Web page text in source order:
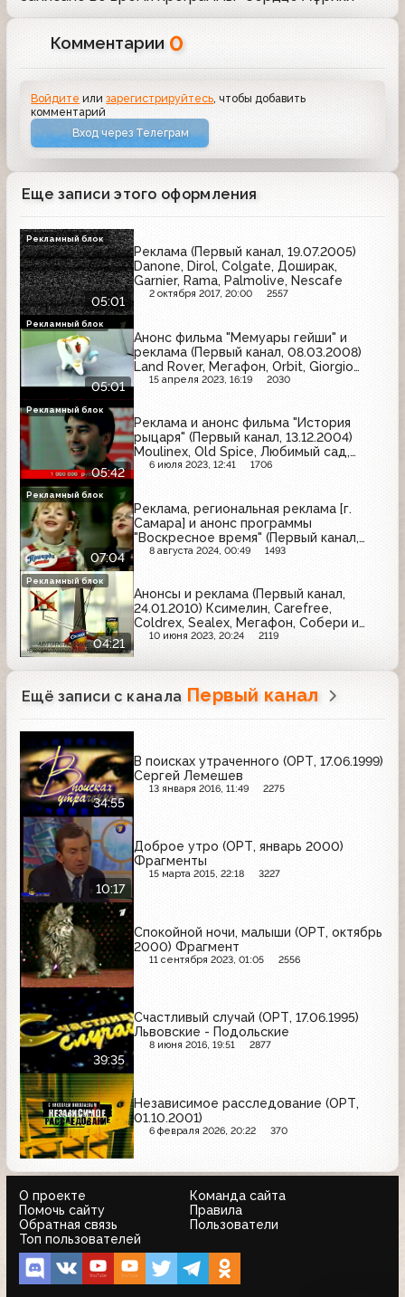
Комментарии 0
Войдите илизарегистрируйтесь , чтобы добавить
комментарий
Вход через Телеграм
Еще записи этого оформления
05:01
Реклама (Первый канал, 19.07.2005)
Danone, Dirol, Colgate, Доширак,
Garnier, Rama, Palmolive, Nescafe
2 октября 2017, 20:00 2557
Рекламный блок
05:01
Анонс фильма "Мемуары гейши" и
реклама (Первый канал, 08.03.2008)
Land Rover, Мегафон, Orbit, Giorgio
Armani, Lay's, Компливит, Manhattan,
15 апреля 2023, 16:19 2030
Рекламный блок
05:42
Реклама и анонс фильма "История
рыцаря" (Первый канал, 13.12.2004)
Moulinex, Old Spice, Любимый сад,
Samsung, Snickers, Л'Этуаль,
6 июля 2023, 12:41 1706
Рекламный блок
07:04
Реклама, региональная реклама [г.
Самара] и анонс программы
"Воскресное время" (Первый канал,
13.11.2005) Я, 32, Лазолван, Росно,
Чёрный жемчуг, Победа, Ингосстрах,
Причуда, Мир, Арбидол
8 августа 2024, 00:49 1493
Рекламный блок
04:21
Анонсы и реклама (Первый канал,
24.01.2010) Ксимелин, Carefree,
Coldrex, Sealex, Мегафон, Собери и
познай человеческое тело, Ново-
10 июня 2023, 20:24 2119
Рекламный блок
Ещё записи с канала Первый канал
34:55
В поисках утраченного (ОРТ, 17.06.1999)
Сергей Лемешев
13 января 2016, 11:49 2275
10:17
Доброе утро (ОРТ, январь 2000)
Фрагменты
15 марта 2015, 22:18 3227
Спокойной ночи, малыши (ОРТ, октябрь
2000) Фрагмент
11 сентября 2023, 01:05 2556
39:35
Счастливый случай (ОРТ, 17.06.1995)
Львовские - Подольские
8 июня 2016, 19:51 2877
Независимое расследование (ОРТ,
01.10.2001)
6 февраля 2026, 20:22 370
О проекте
Команда сайта
Помочь сайту
Правила
Обратная связь
Пользователи
Топ пользователей